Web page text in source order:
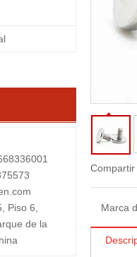
Piso 6,
de la
Compartir
Marca